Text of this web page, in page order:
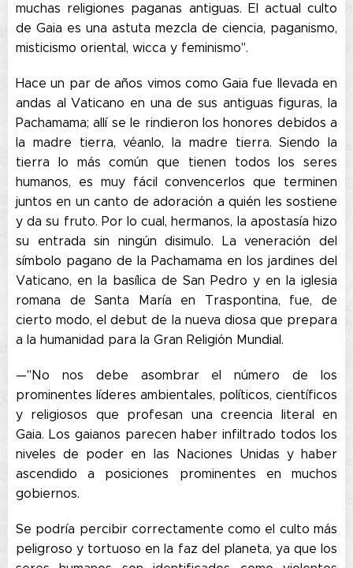
muchas religiones paganas antiguas. El actual culto
de Gaia es una astuta mezcla de ciencia, paganismo,
misticismo oriental, wicca y feminismo".
Hace un par de años vimos como Gaia fue llevada en
andas al Vaticano en una de sus antiguas figuras, la
Pachamama; allí se le rindieron los honores debidos a
la madre tierra, véanlo, la madre tierra. Siendo la
tierra lo más común que tienen todos los seres
humanos, es muy fácil convencerlos que terminen
juntos en un canto de adoración a quién les sostiene
y da su fruto. Por lo cual, hermanos, la apostasía hizo
su entrada sin ningún disimulo. La veneración del
símbolo pagano de la Pachamama en los jardines del
Vaticano, en la basílica de San Pedro y en la iglesia
romana de Santa María en Traspontina, fue, de
cierto modo, el debut de la nueva diosa que prepara
a la humanidad para la Gran Religión Mundial.
—"No nos debe asombrar el número de los
prominentes líderes ambientales, políticos, científicos
y religiosos que profesan una creencia literal en
Gaia. Los gaianos parecen haber infiltrado todos los
niveles de poder en las Naciones Unidas y haber
ascendido a posiciones prominentes en muchos
gobiernos.
Se podría percibir correctamente como el culto más
peligroso y tortuoso en la faz del planeta, ya que los